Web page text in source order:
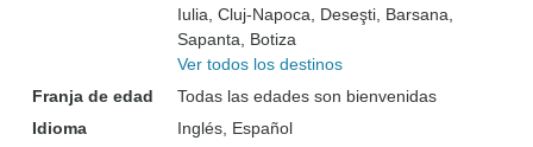
Iulia , Cluj-Napoca , Deseşti , Barsana
Sapanta , Botiza
Ver todos los destinos
Franja de edad
Todas las edades son bienvenidas
Idioma
Inglés, Español